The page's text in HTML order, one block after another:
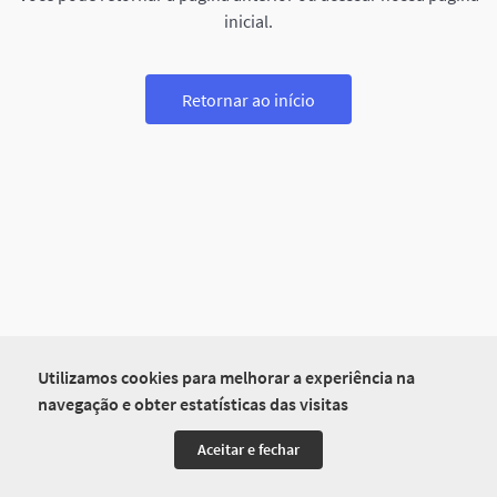
Utilizamos cookies para melhorar a experiência na
navegação e obter estatísticas das visitas
Aceitar e fechar
inicial.
Retornar ao início